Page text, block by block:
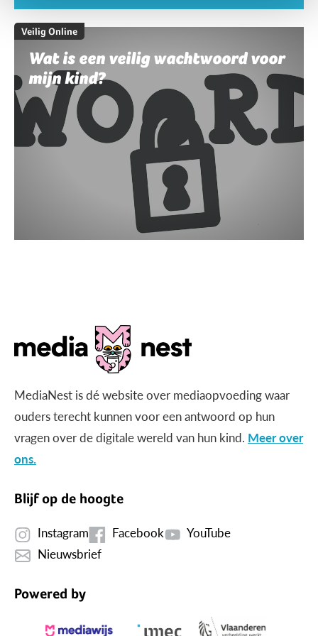
Veilig Online
Wat is een veilig wachtwoord voor
mijn kind?
MediaNest is dé website over mediaopvoeding waar
ouders terecht kunnen voor een antwoord op hun
vragen over de digitale wereld van hun kind. Meer over
ons.
Blijf op de hoogte
Instagram Facebook
YouTube
Nieuwsbrief
Powered by